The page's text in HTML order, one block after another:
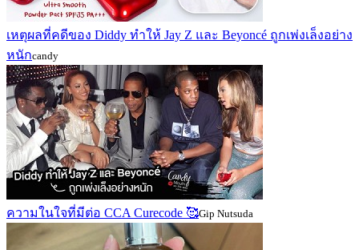
เหตุผลที่คดีของ Diddy ทำให้ Jay Z และ Beyoncé ถูกเพ่งเล็งอย่าง
หนักcandy
ความในใจที่มีต่อ CCA Curecode 🥰Gip Nutsuda